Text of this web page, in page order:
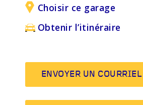
AUTRES SERVICES
Choisir ce garage
Obtenir l’itinéraire
ENVOYER UN COURRIEL